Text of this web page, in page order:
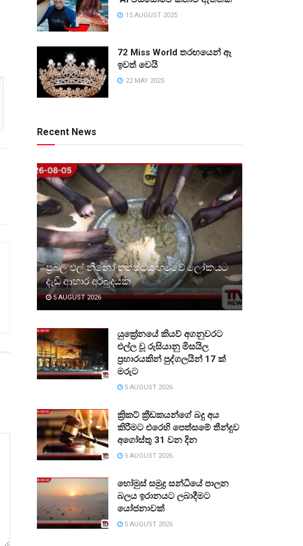
15 AUGUST 2025
72 Miss World තරඟයෙන් ඈ
ඉවත් වෙයි
22 MAY 2025
Recent News
ප්‍රබල එල් නීනෝ තත්ත්වය හමුවේ ලෝකයට
දැඩි ආහාර අර්බුදයක
5 AUGUST 2026
යුක්‍රේනයේ කියව් අගනුවරට
එල්ල වූ රුසියානු මිසයිල
ප්‍රහාරයකින් පුද්ගලයින් 17 ක්
මරුට
5 AUGUST 2026
ක්‍රිකට් ක්‍රීඩකයන්ගේ බදු අය
කිරීමට එරෙහි පෙත්සමේ තීන්දුව
අගෝස්තු 31 වන දින
5 AUGUST 2026
හෝමුස් සමුද්‍ර සන්ධියේ පාලන
බලය ඉරානයට ලබාදීමට
යෝජනාවක්
5 AUGUST 2026